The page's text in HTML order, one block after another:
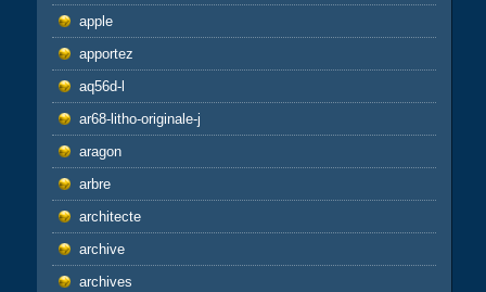
apple
apportez
aq56d-l
ar68-litho-originale-j
aragon
arbre
architecte
archive
archives